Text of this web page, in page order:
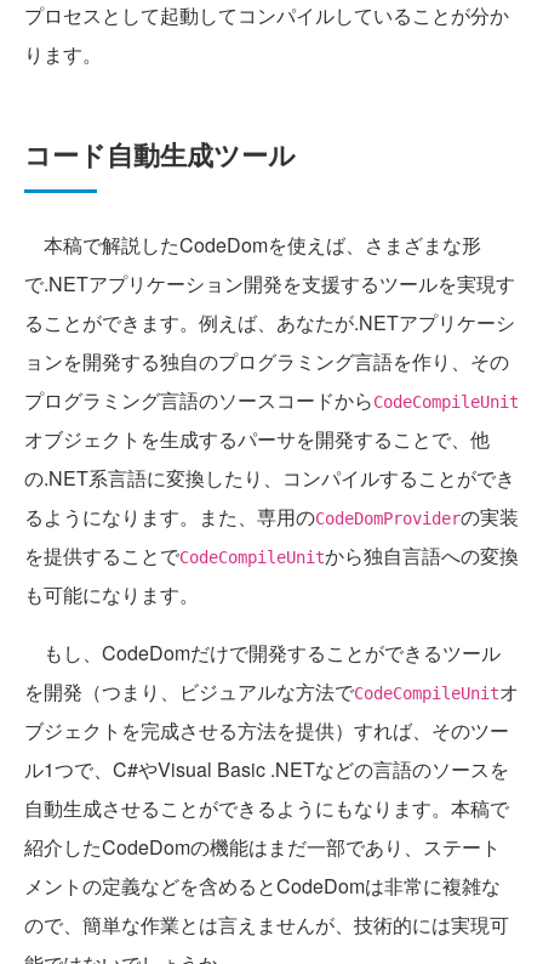
プロセスとして起動してコンパイルしていることが分か
ります。
コード自動生成ツール
本稿で解説したCodeDomを使えば、さまざまな形
で.NETアプリケーション開発を支援するツールを実現す
ることができます。例えば、あなたが.NETアプリケーシ
ョンを開発する独自のプログラミング言語を作り、その
プログラミング言語のソースコードからCodeCompileUnit
オブジェクトを生成するパーサを開発することで、他
の.NET系言語に変換したり、コンパイルすることができ
るようになります。また、専用のCodeDomProviderの実装
を提供することでCodeCompileUnitから独自言語への変換
も可能になります。
もし、CodeDomだけで開発することができるツール
を開発（つまり、ビジュアルな方法でCodeCompileUnitオ
ブジェクトを完成させる方法を提供）すれば、そのツー
ル1つで、C#やVisual Basic .NETなどの言語のソースを
自動生成させることができるようにもなります。本稿で
紹介したCodeDomの機能はまだ一部であり、ステート
メントの定義などを含めるとCodeDomは非常に複雑な
ので、簡単な作業とは言えませんが、技術的には実現可